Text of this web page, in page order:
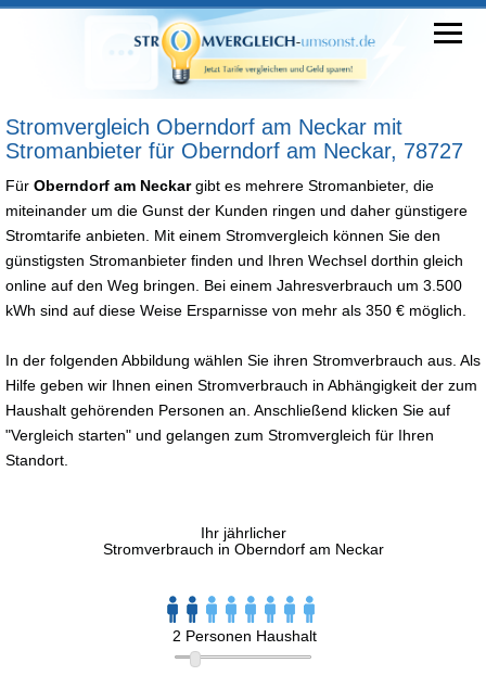
Stromvergleich Oberndorf am Neckar mit
Stromanbieter für Oberndorf am Neckar, 78727
Für Oberndorf am Neckargibt es mehrere Stromanbieter, die
miteinander um die Gunst der Kunden ringen und daher günstigere
Stromtarife anbieten. Mit einem Stromvergleich können Sie den
günstigsten Stromanbieter finden und Ihren Wechsel dorthin gleich
online auf den Weg bringen. Bei einem Jahresverbrauch um 3.500
kWh sind auf diese Weise Ersparnisse von mehr als 350 € möglich.
In der folgenden Abbildung wählen Sie ihren Stromverbrauch aus. Als
Hilfe geben wir Ihnen einen Stromverbrauch in Abhängigkeit der zum
Haushalt gehörenden Personen an. Anschließend klicken Sie auf
"Vergleich starten" und gelangen zum Stromvergleich für Ihren
Standort.
Ihr jährlicher
Stromverbrauch in Oberndorf am Neckar
2 Personen Haushalt